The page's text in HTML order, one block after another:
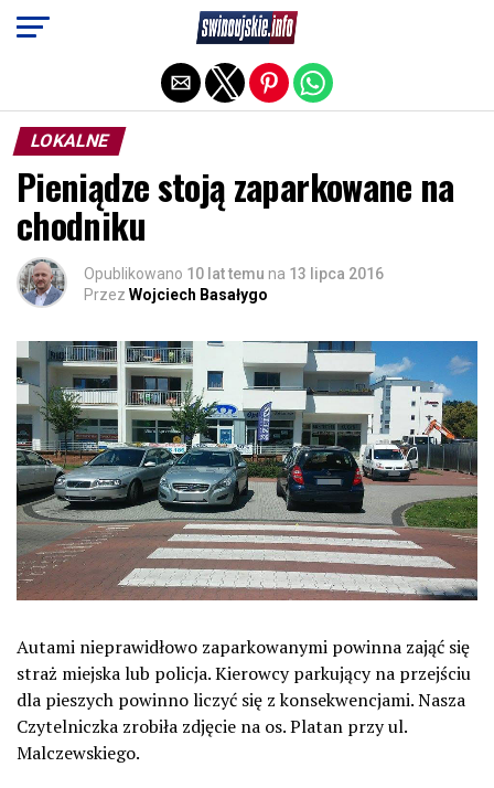
LOKALNE
Pieniądze stoją zaparkowane na
chodniku
Opublikowano 10 lat temu na 13 lipca 2016
Przez Wojciech Basałygo
Autami nieprawidłowo zaparkowanymi powinna zająć się
straż miejska lub policja. Kierowcy parkujący na przejściu
dla pieszych powinno liczyć się z konsekwencjami. Nasza
Czytelniczka zrobiła zdjęcie na os. Platan przy ul.
Malczewskiego.
Exit mobile version